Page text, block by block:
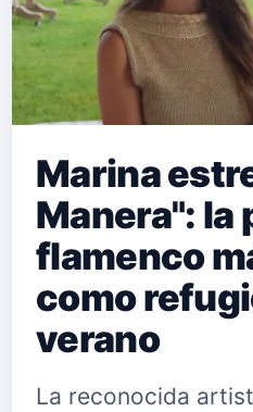
Marina
Manera": la
flamenco
como
verano
La reconocida